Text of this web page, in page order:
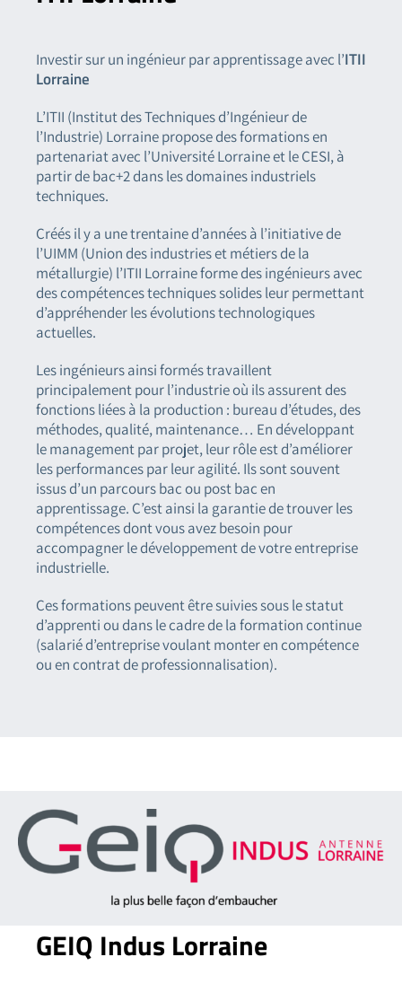
Investir sur un ingénieur par apprentissage avec l’ITII
Lorraine
L’ITII (Institut des Techniques d’Ingénieur de
l’Industrie) Lorraine propose des formations en
partenariat avec l’Université Lorraine et le CESI, à
partir de bac+2 dans les domaines industriels
techniques.
Créés il y a une trentaine d’années à l’initiative de
l’UIMM (Union des industries et métiers de la
métallurgie) l’ITII Lorraine forme des ingénieurs avec
des compétences techniques solides leur permettant
d’appréhender les évolutions technologiques
actuelles.
Les ingénieurs ainsi formés travaillent
principalement pour l’industrie où ils assurent des
fonctions liées à la production : bureau d’études, des
méthodes, qualité, maintenance… En développant
le management par projet, leur rôle est d’améliorer
les performances par leur agilité. Ils sont souvent
issus d’un parcours bac ou post bac en
apprentissage. C’est ainsi la garantie de trouver les
compétences dont vous avez besoin pour
accompagner le développement de votre entreprise
industrielle.
Ces formations peuvent être suivies sous le statut
d’apprenti ou dans le cadre de la formation continue
(salarié d’entreprise voulant monter en compétence
ou en contrat de professionnalisation).
GEIQ Indus Lorraine